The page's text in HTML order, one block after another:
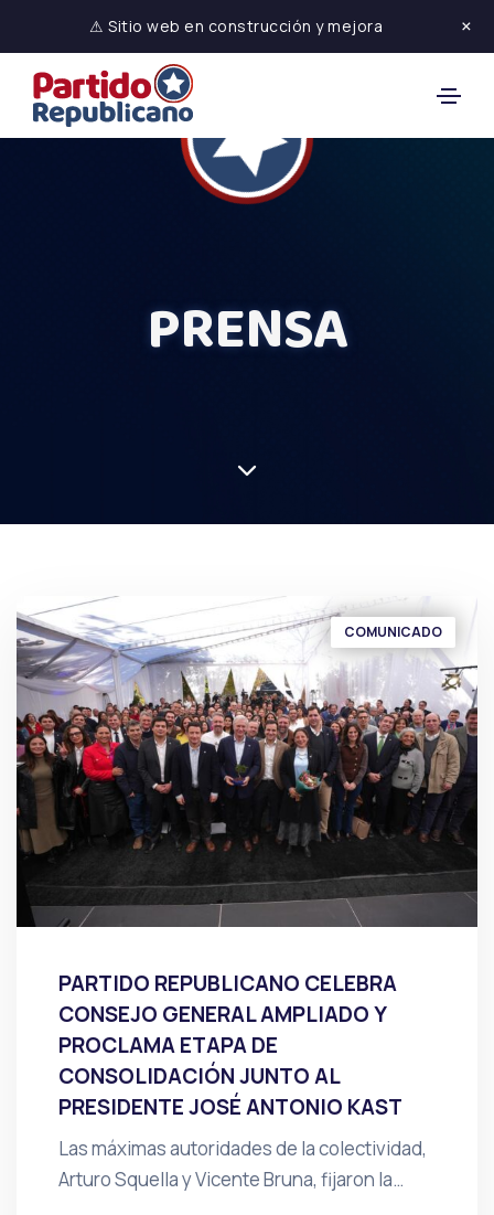
⚠ Sitio web en construcción y mejora ×
PRENSA
COMUNICADO
PARTIDO REPUBLICANO CELEBRA
CONSEJO GENERAL AMPLIADO Y
PROCLAMA ETAPA DE
CONSOLIDACIÓN JUNTO AL
PRESIDENTE JOSÉ ANTONIO KAST
Las máximas autoridades de la colectividad,
Arturo Squella y Vicente Bruna, fijaron la…